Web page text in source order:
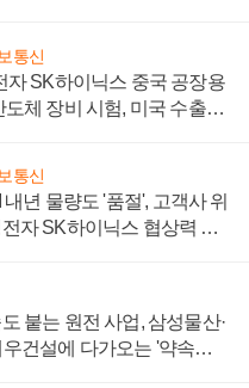
통신
자 SK하이닉스 중국 공장용
도체 장비 시험, 미국 수출통
통신
년 물량도 '품절', 고객사 위
자 SK하이닉스 협상력 더
붙는 원전 사업, 삼성물산·
우건설에 다가오는 '약속의